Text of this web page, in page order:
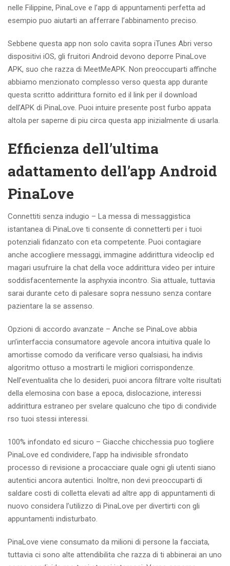
nelle Filippine, PinaLove e l’app di appuntamenti perfetta ad
esempio puo aiutarti an afferrare l’abbinamento preciso.
Sebbene questa app non solo cavita sopra iTunes Abri verso
dispositivi iOS, gli fruitori Android devono deporre PinaLove
APK, suo che razza di MeetMeAPK. Non preoccuparti affinche
abbiamo menzionato complesso verso questa app durante
questa scritto addirittura fornito ed il link per il download
dell’APK di PinaLove. Puoi intuire presente post furbo appata
altola per saperne di piu circa questa app inizialmente di usarla.
Efficienza dell’ultima
adattamento dell’app Android
PinaLove
Connettiti senza indugio – La messa di messaggistica
istantanea di PinaLove ti consente di connetterti per i tuoi
potenziali fidanzato con eta competente. Puoi contagiare
anche accogliere messaggi, immagine addirittura videoclip ed
magari usufruire la chat della voce addirittura video per intuire
soddisfacentemente la asphyxia incontro. Sia attuale, tuttavia
sarai durante ceto di palesare sopra nessuno senza contare
pazientare la se assenso.
Opzioni di accordo avanzate – Anche se PinaLove abbia
un’interfaccia consumatore agevole ancora intuitiva quale lo
amortisse comodo da verificare verso qualsiasi, ha indivis
algoritmo ottuso a mostrarti le migliori corrispondenze.
Nell’eventualita che lo desideri, puoi ancora filtrare volte risultati
della elemosina con base a epoca, dislocazione, interessi
addirittura estraneo per svelare qualcuno che tipo di condivide
rso tuoi stessi interessi.
100% infondato ed sicuro – Giacche chicchessia puo togliere
PinaLove ed condividere, l’app ha indivisible sfrondato
processo di revisione a procacciare quale ogni gli utenti siano
autentici ancora autentici. Inoltre, non devi preoccuparti di
saldare costi di colletta elevati ad altre app di appuntamenti di
nuovo considera l’utilizzo di PinaLove per divertirti con gli
appuntamenti indisturbato.
PinaLove viene consumato da milioni di persone la facciata,
tuttavia ci sono alte attendibilita che razza di ti abbinerai an uno